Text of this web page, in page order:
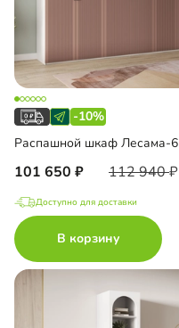
-10%
Распашной шкаф Лесама-6
101 650 112 940
Доступно для доставки
В корзину